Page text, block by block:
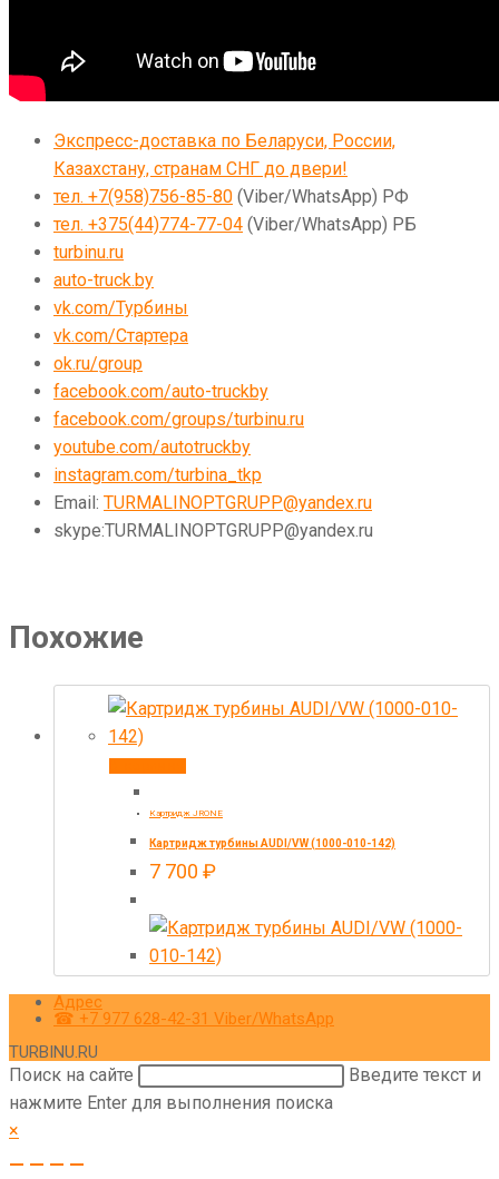
Экспресс-доставка по Беларуси, России,
Казахстану, странам СНГ до двери!
тел. +7(958)756-85-80 (Viber/WhatsApp) РФ
тел. +375(44)774-77-04 (Viber/WhatsApp) РБ
turbinu.ru
auto-truck.by
vk.com/Турбины
vk.com/Стартера
ok.ru/group
facebook.com/auto-truckby
facebook.com/groups/turbinu.ru
youtube.com/autotruckby
instagram.com/turbina_tkp
Email: TURMALINOPTGRUPP@yandex.ru
skype:TURMALINOPTGRUPP@yandex.ru
Похожие
Картридж JRONE
Картридж турбины AUDI/VW (1000-010-142)
7 700 ₽
Адрес
☎ +7 977 628-42-31 Viber/WhatsApp
TURBINU.RU
Поиск на сайте
Введите текст и
нажмите Enter для выполнения поиска
×